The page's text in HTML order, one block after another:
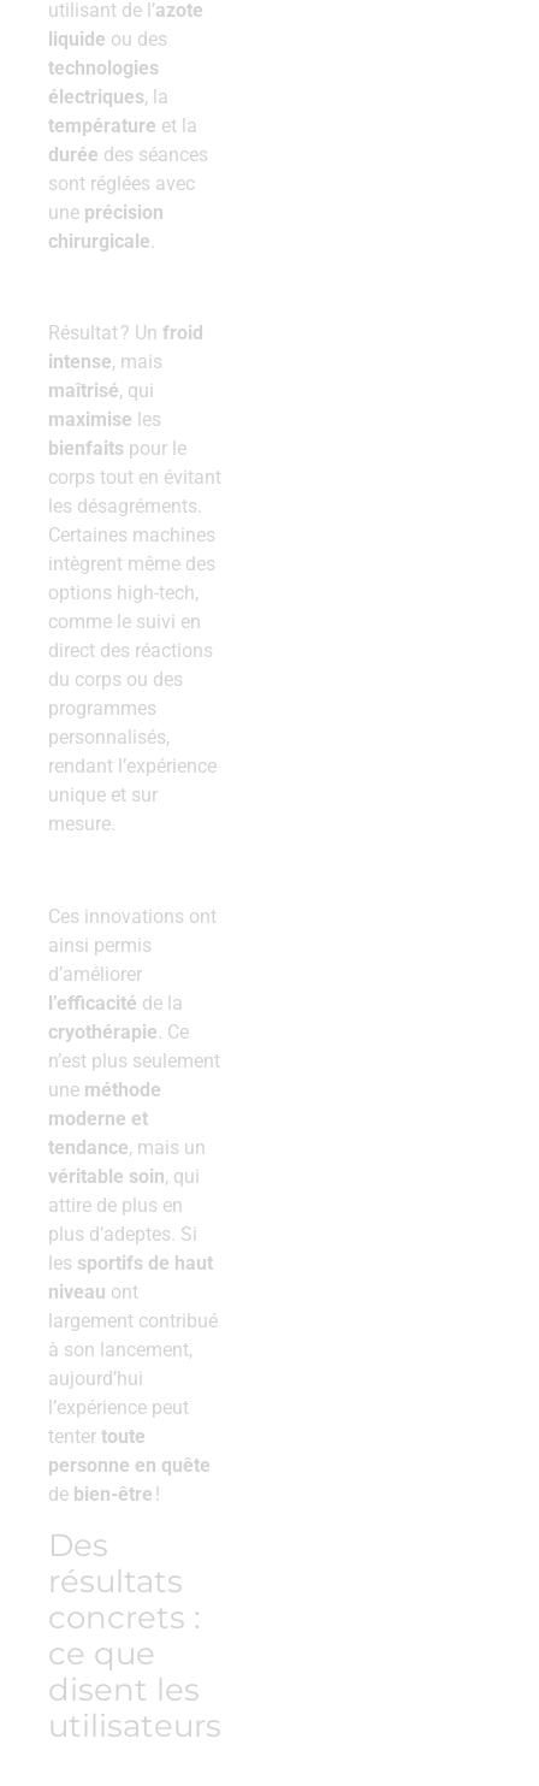
utilisant de l’azote
liquide ou des
technologies
électriques, la
température et la
durée des séances
sont réglées avec
une précision
chirurgicale
Résultat ? Un froid
intense, mais
maîtrisé, qui
maximise les
bienfaits pour le
corps tout en évitant
les désagréments.
Certaines machines
intègrent même des
options high-tech,
comme le suivi en
direct des réactions
du corps ou des
programmes
personnalisés,
rendant l’expérience
unique et sur
mesure.
Ces innovations ont
ainsi permis
d’améliorer
l’efficacité de la
cryothérapie. Ce
n’est plus seulement
une méthode
moderne et
tendance, mais un
véritable soin, qui
attire de plus en
plus d’adeptes. Si
les sportifs de haut
niveau ont
largement contribué
à son lancement,
aujourd’hui
l’expérience peut
tenter toute
personne en quête
de bien-être !
Des
résultats
concrets :
ce que
disent les
utilisateurs